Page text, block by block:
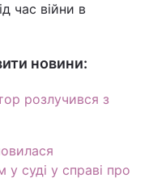
час війни в
новини:
розлучився з
у суді у справі про